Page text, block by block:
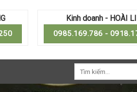
Kinh doanh - HOÀI
0985.169.786 -